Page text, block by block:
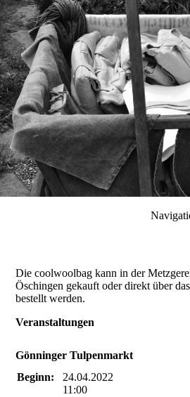
Die coolwoolbag kann in der
Öschingen gekauft oder direkt über
bestellt werden.
Veranstaltungen
Gönninger Tulpenmarkt
Beginn:
24.04.2022
11:00